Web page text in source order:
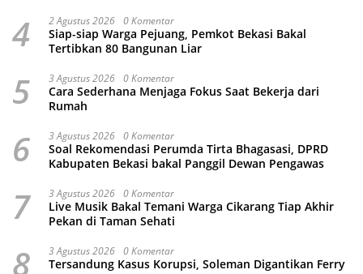
4 2 Agustus 2026 0 Komentar
Siap-siap Warga Pejuang, Pemkot Bekasi Bakal
Tertibkan 80 Bangunan Liar
5 3 Agustus 2026 0 Komentar
Cara Sederhana Menjaga Fokus Saat Bekerja dari
Rumah
6 3 Agustus 2026 0 Komentar
Soal Rekomendasi Perumda Tirta Bhagasasi, DPRD
Kabupaten Bekasi bakal Panggil Dewan Pengawas
7 3 Agustus 2026 0 Komentar
Live Musik Bakal Temani Warga Cikarang Tiap Akhir
Pekan di Taman Sehati
8 3 Agustus 2026 0 Komentar
Tersandung Kasus Korupsi, Soleman Digantikan Ferry